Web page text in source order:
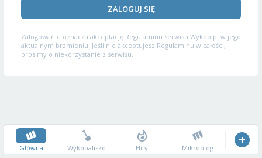
ZALOGUJ SIĘ
Zalogowanie oznacza akceptację Regulaminu serwisu Wykop.pl w jego
aktualnym brzmieniu. Jeśli nie akceptujesz Regulaminu w całości,
prosimy o niekorzystanie z serwisu.
Główna Wykopalisko Hity Mikroblog